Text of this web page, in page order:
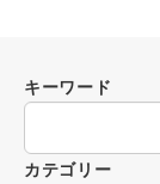
キーワード
カテゴリー